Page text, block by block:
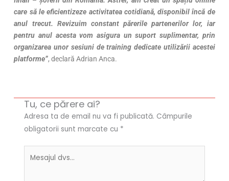
care să le eficientizeze activitatea cotidiană, disponibil încă de
anul trecut. Revizuim constant părerile partenerilor lor, iar
pentru anul acesta vom asigura un suport suplimentar, prin
organizarea unor sesiuni de training dedicate utilizării acestei
platforme”, declară Adrian Anca.
Tu, ce părere ai?
Adresa ta de email nu va fi publicată. Câmpurile
obligatorii sunt marcate cu *